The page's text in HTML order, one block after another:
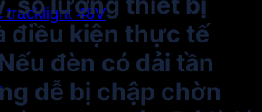
tracklight 48V
điều kiện thực tế
đèn có dải tần
dễ bị chập chờn